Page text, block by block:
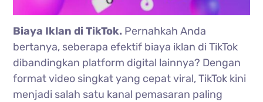
Biaya Iklan di TikTok. Pernahkah Anda
bertanya, seberapa efektif biaya iklan di TikTok
dibandingkan platform digital lainnya? Dengan
format video singkat yang cepat viral, TikTok kini
menjadi salah satu kanal pemasaran paling